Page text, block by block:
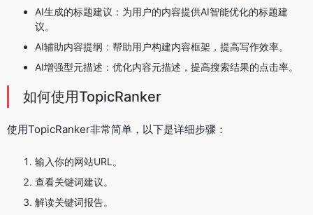
AI生成的标题建议：为用户的内容提供AI智能优化的标题建
议。
AI辅助内容提纲：帮助用户构建内容框架，提高写作效率。
AI增强型元描述：优化内容元描述，提高搜索结果的点击率。
如何使用TopicRanker
使用TopicRanker非常简单，以下是详细步骤：
输入你的网站URL。
查看关键词建议。
解读关键词报告。